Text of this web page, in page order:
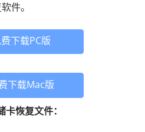
件。
下载PC版
下载Mac版
恢复文件：